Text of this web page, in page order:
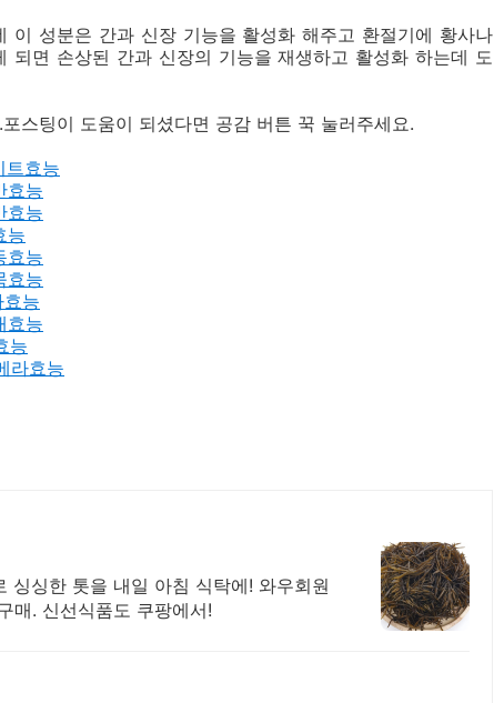
이 성분은 간과 신장 기능을 활성화 해주고 환절기에 황사나
되면 손상된 간과 신장의 기능을 재생하고 활성화 하는데 도
스팅이 도움이 되셨다면 공감 버튼 꾹 눌러주세요.
효능
효능
효능
능
효능
효능
능
효능
능
라효능
싱싱한 톳을 내일 아침 식탁에! 와우회원
매. 신선식품도 쿠팡에서!